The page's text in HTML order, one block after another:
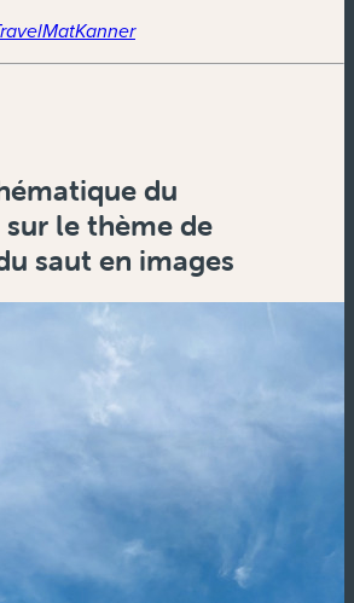
du
le thème de
saut en images